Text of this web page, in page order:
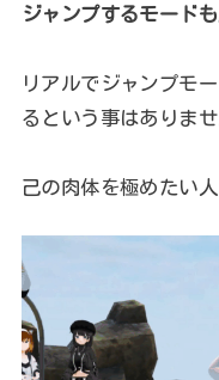
ジャンプするモード
リアルでジャンプモ
るという事はありませ
己の肉体を極めたい